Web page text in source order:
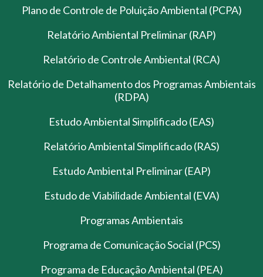
Plano de Controle de Poluição Ambiental (PCPA)
Relatório Ambiental Preliminar (RAP)
Relatório de Controle Ambiental (RCA)
Relatório de Detalhamento dos Programas Ambientais
(RDPA)
Estudo Ambiental Simplificado (EAS)
Relatório Ambiental Simplificado (RAS)
Estudo Ambiental Preliminar (EAP)
Estudo de Viabilidade Ambiental (EVA)
Programas Ambientais
Programa de Comunicação Social (PCS)
Programa de Educação Ambiental (PEA)